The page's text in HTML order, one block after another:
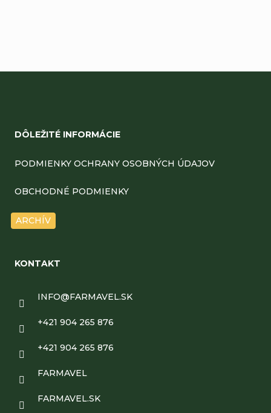
DÔLEŽITÉ INFORMÁCIE
PODMIENKY OCHRANY OSOBNÝCH ÚDAJOV
OBCHODNÉ PODMIENKY
ARCHÍV
KONTAKT
INFO@FARMAVEL.SK
+421 904 265 876
+421 904 265 876
FARMAVEL
FARMAVEL.SK